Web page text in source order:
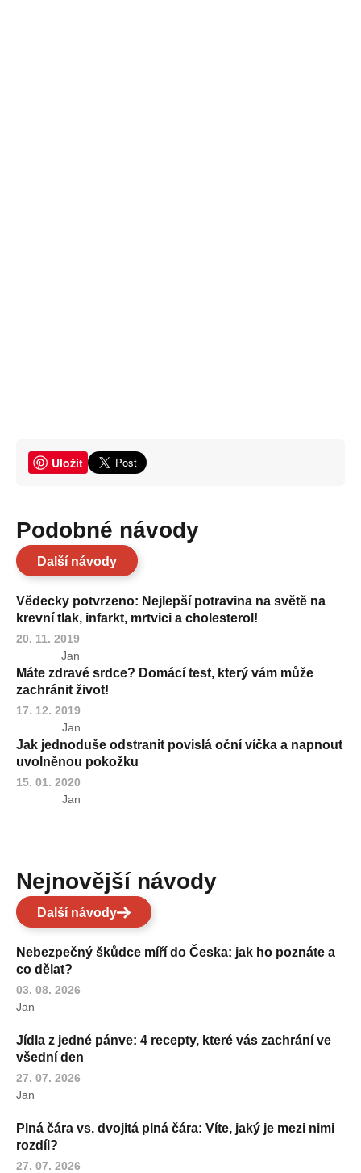
Uložit
Podobné návody
Další návody
Vědecky potvrzeno: Nejlepší potravina na světě na
krevní tlak, infarkt, mrtvici a cholesterol!
20. 11. 2019
Jan
Máte zdravé srdce? Domácí test, který vám může
zachránit život!
17. 12. 2019
Jan
Jak jednoduše odstranit povislá oční víčka a napnout
uvolněnou pokožku
15. 01. 2020
Jan
Nejnovější návody
Další návody
Nebezpečný škůdce míří do Česka: jak ho poznáte a
co dělat?
03. 08. 2026
Jan
Jídla z jedné pánve: 4 recepty, které vás zachrání ve
všední den
27. 07. 2026
Jan
Plná čára vs. dvojitá plná čára: Víte, jaký je mezi nimi
rozdíl?
27. 07. 2026